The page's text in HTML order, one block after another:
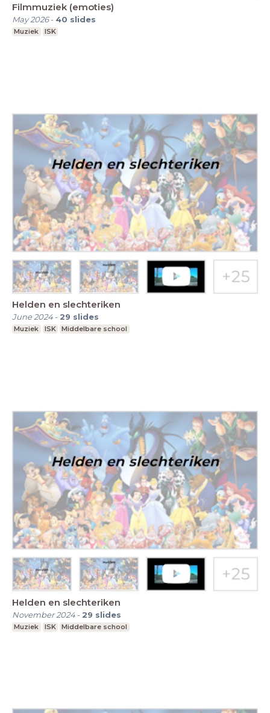
Filmmuziek (emoties)
May 2026- 40 slides
Muziek ISK
Helden en slechteriken
June 2024- 29 slides
Muziek ISK Middelbare school
Helden en slechteriken
November 2024- 29 slides
Muziek ISK Middelbare school